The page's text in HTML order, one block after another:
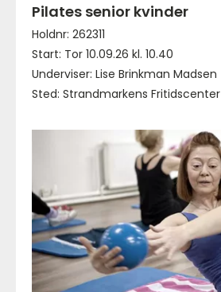
Pilates senior kvinder
Holdnr: 262311
Start: Tor 10.09.26 kl. 10.40
Underviser: Lise Brinkman Madsen
Sted: Strandmarkens Fritidscenter